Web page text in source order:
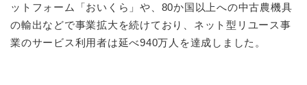
ットフォーム「おいくら」や、80か国以上への中古農機具
の輸出などで事業拡大を続けており、ネット型リユース事
業のサービス利用者は延べ940万人を達成しました。